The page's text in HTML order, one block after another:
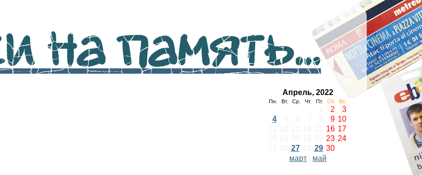
на память...
Апрель, 2022
Пн. Вт. Ср. Чт. Пт. Сб. Вс.
2
3
4
9 10
16 17
23 24
27 29 30
март
май